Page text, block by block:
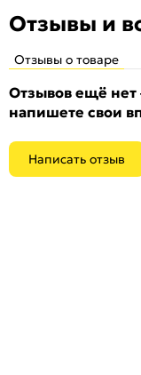
Отзывы и
Отзывы о товаре
Отзывов ещё нет
напишете свои
Написать отзыв